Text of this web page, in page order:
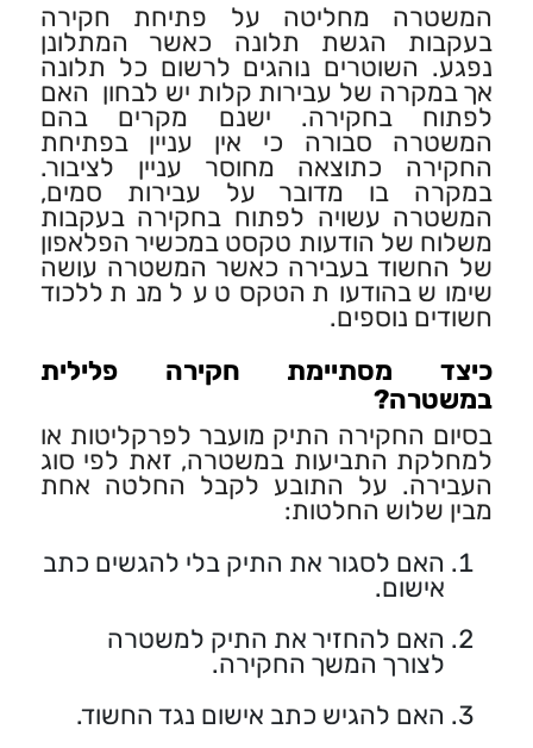
המשטרה מחליטה על פתיחת חקירה
בעקבות הגשת תלונה כאשר המתלונן
נפגע. השוטרים נוהגים לרשום כל תלונה
אך במקרה של עבירות קלות יש לבחון האם
לפתוח בחקירה. ישנם מקרים בהם
המשטרה סבורה כי אין עניין בפתיחת
החקירה כתוצאה מחוסר עניין לציבור.
במקרה בו מדובר על עבירות סמים,
המשטרה עשויה לפתוח בחקירה בעקבות
משלוח של הודעות טקסט במכשיר הפלאפון
של החשוד בעבירה כאשר המשטרה עושה
שימוש בהודעות הטקסט על מנת ללכוד
חשודים נוספים.
כיצד מסתיימת חקירה פלילית
במשטרה?
בסיום החקירה התיק מועבר לפרקליטות או
למחלקת התביעות במשטרה, זאת לפי סוג
העבירה. על התובע לקבל החלטה אחת
מבין שלוש החלטות:
האם לסגור את התיק בלי להגשים כתב
אישום.
האם להחזיר את התיק למשטרה
לצורך המשך החקירה.
האם להגיש כתב אישום נגד החשוד.